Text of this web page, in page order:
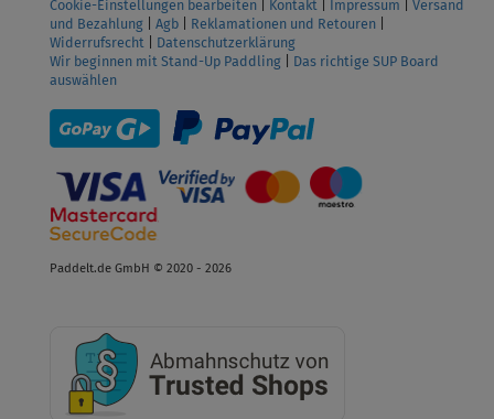
Cookie-Einstellungen bearbeiten Kontakt Impressum
Versand
und Bezahlung
Agb Reklamationen und Retouren
Widerrufsrecht
Datenschutzerklärung
Wir beginnen mit Stand-Up Paddling
Das richtige SUP Board
auswählen
Paddelt.de GmbH © 2020 - 2026